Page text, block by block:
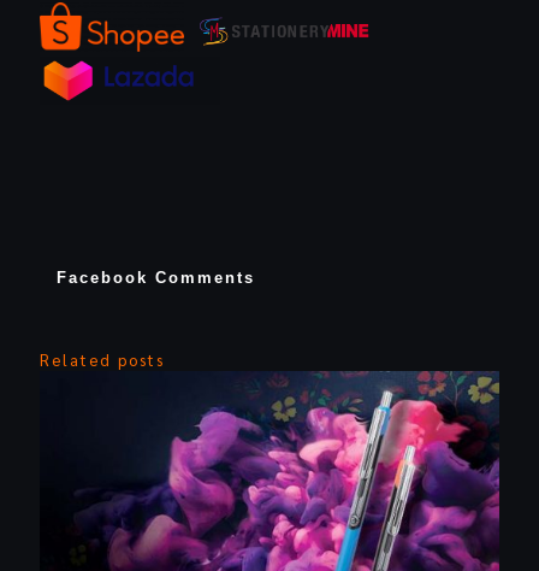
Facebook Comments
Related posts